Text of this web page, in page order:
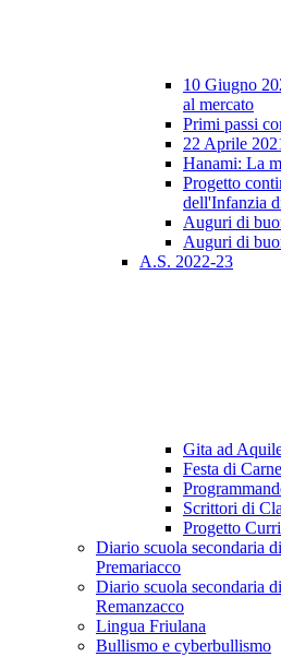
10 Giugno
al mercato
Primi passi
22 Aprile
Hanami: La
Progetto
dell'Infanzia
Auguri di
Auguri di
A.S. 2022-23
Gita ad
Festa di
Scrittori di
Progetto
Diario scuola secondaria
Premariacco
Diario scuola secondaria
Remanzacco
Lingua Friulana
Bullismo e cyberbullismo